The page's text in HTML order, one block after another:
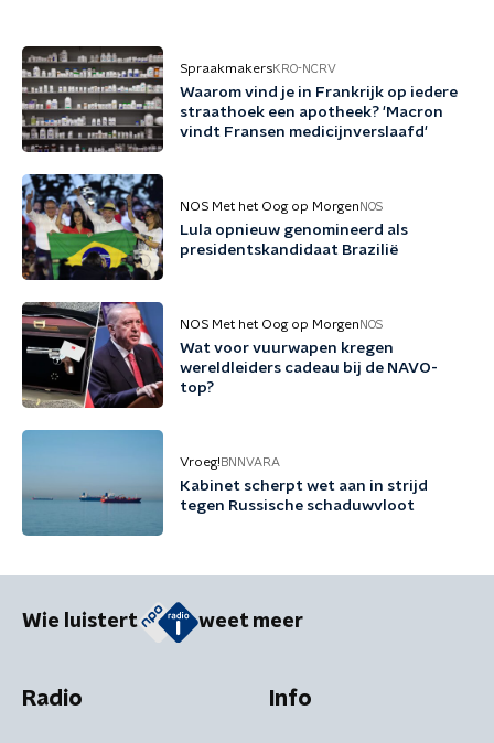
SpraakmakersKRO-NCRV
Waarom vind je in Frankrijk op iedere
straathoek een apotheek? 'Macron
vindt Fransen medicijnverslaafd'
NOS Met het Oog op Morgen NOS
Lula opnieuw genomineerd als
presidentskandidaat Brazilië
NOS Met het Oog op Morgen NOS
Wat voor vuurwapen kregen
wereldleiders cadeau bij de NAVO-
top?
Vroeg! BNNVARA
Kabinet scherpt wet aan in strijd
tegen Russische schaduwvloot
Wie luistert weet meer
Radio Info